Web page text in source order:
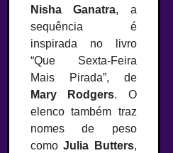
Nisha Ganatra, a
sequência é
inspirada no livro
“Que Sexta-Feira
Mais Pirada”, de
Mary Rodgers. O
elenco também traz
nomes de peso
comoJulia Butters,